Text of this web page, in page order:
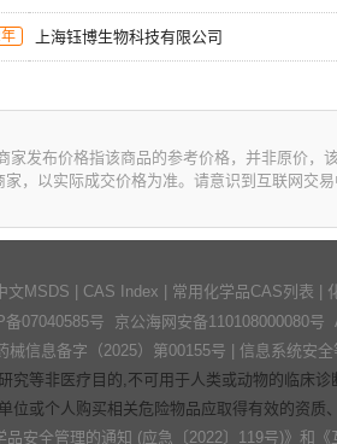
上海钰博生物科技有限公司
发布价格指该商品的参考价格，并非原价，
，以实际成交价格为准。请意识到互联网交
文MSDS CAS Index 常用化学品CAS列表
备07040585号 京公海网安备110108000080号
械信息备字（2025）第00155号 | 信息系统安全
等非医疗目的,不可用于人类或动物的临床诊
位或个人购买相关危险物品应取得有效的资质
安全管理的通知 (应急〔2022〕119号)》 和